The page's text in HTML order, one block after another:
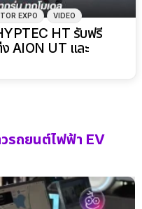
EXPO VIDEO
HT รับฟรี
AION UT และ
วรถยนต์ไฟฟ้า EV